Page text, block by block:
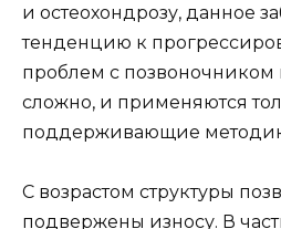
и остеохондрозу, данное
тенденцию к
проблем с позвоночником
сложно, и применяются
поддерживающие
С возрастом структуры
подвержены износу. В